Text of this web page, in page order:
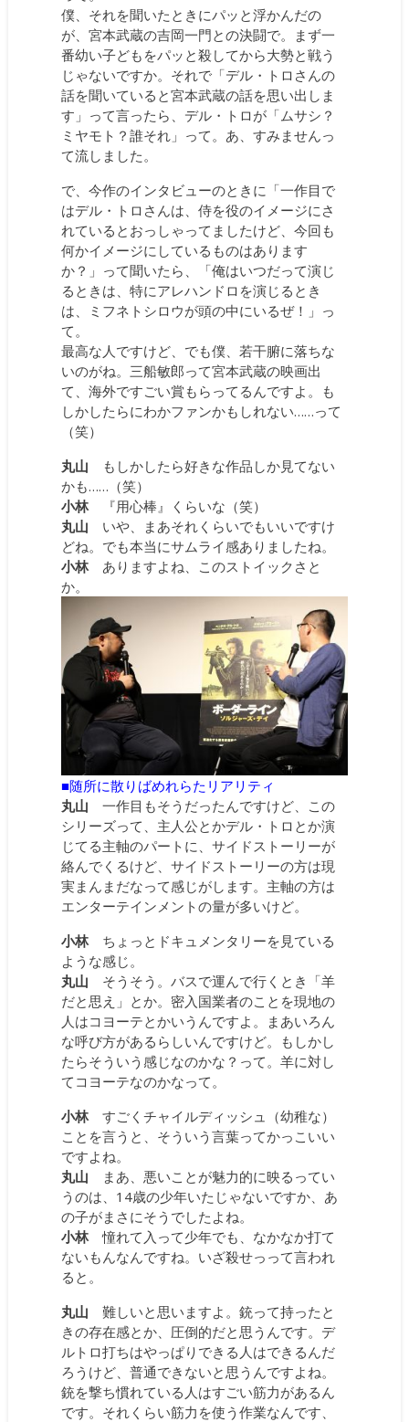
僕、それを聞いたときにパッと浮かんだの
が、宮本武蔵の吉岡一門との決闘で。まず一
番幼い子どもをパッと殺してから大勢と戦う
じゃないですか。それで「デル・トロさんの
話を聞いていると宮本武蔵の話を思い出しま
す」って言ったら、デル・トロが「ムサシ？
ミヤモト？誰それ」って。あ、すみませんっ
て流しました。
で、今作のインタビューのときに「一作目で
はデル・トロさんは、侍を役のイメージにさ
れているとおっしゃってましたけど、今回も
何かイメージにしているものはあります
か？」って聞いたら、「俺はいつだって演じ
るときは、特にアレハンドロを演じるとき
は、ミフネトシロウが頭の中にいるぜ！」っ
て。
最高な人ですけど、でも僕、若干腑に落ちな
いのがね。三船敏郎って宮本武蔵の映画出
て、海外ですごい賞もらってるんですよ。も
しかしたらにわかファンかもしれない……って
（笑）
丸山 もしかしたら好きな作品しか見てない
かも……（笑）
小林『用心棒』くらいな（笑）
丸山 いや、まあそれくらいでもいいですけ
どね。でも本当にサムライ感ありましたね。
小林ありますよね、このストイックさと
か。
■随所に散りばめれらたリアリティ
丸山 一作目もそうだったんですけど、この
シリーズって、主人公とかデル・トロとか演
じてる主軸のパートに、サイドストーリーが
絡んでくるけど、サイドストーリーの方は現
実まんまだなって感じがします。主軸の方は
エンターテインメントの量が多いけど。
小林ちょっとドキュメンタリーを見ている
ような感じ。
丸山 そうそう。バスで運んで行くとき「羊
だと思え」とか。密入国業者のことを現地の
人はコヨーテとかいうんですよ。まあいろん
な呼び方があるらしいんですけど。もしかし
たらそういう感じなのかな？って。羊に対し
てコヨーテなのかなって。
小林すごくチャイルディッシュ（幼稚な）
ことを言うと、そういう言葉ってかっこいい
ですよね。
丸山 まあ、悪いことが魅力的に映るってい
うのは、14歳の少年いたじゃないですか、あ
の子がまさにそうでしたよね。
小林憧れて入って少年でも、なかなか打て
ないもんなんですね。いざ殺せっって言われ
ると。
丸山 難しいと思いますよ。銃って持ったと
きの存在感とか、圧倒的だと思うんです。デ
ルトロ打ちはやっぱりできる人はできるんだ
ろうけど、普通できないと思うんですよね。
銃を撃ち慣れている人はすごい筋力があるん
です。それくらい筋力を使う作業なんです、